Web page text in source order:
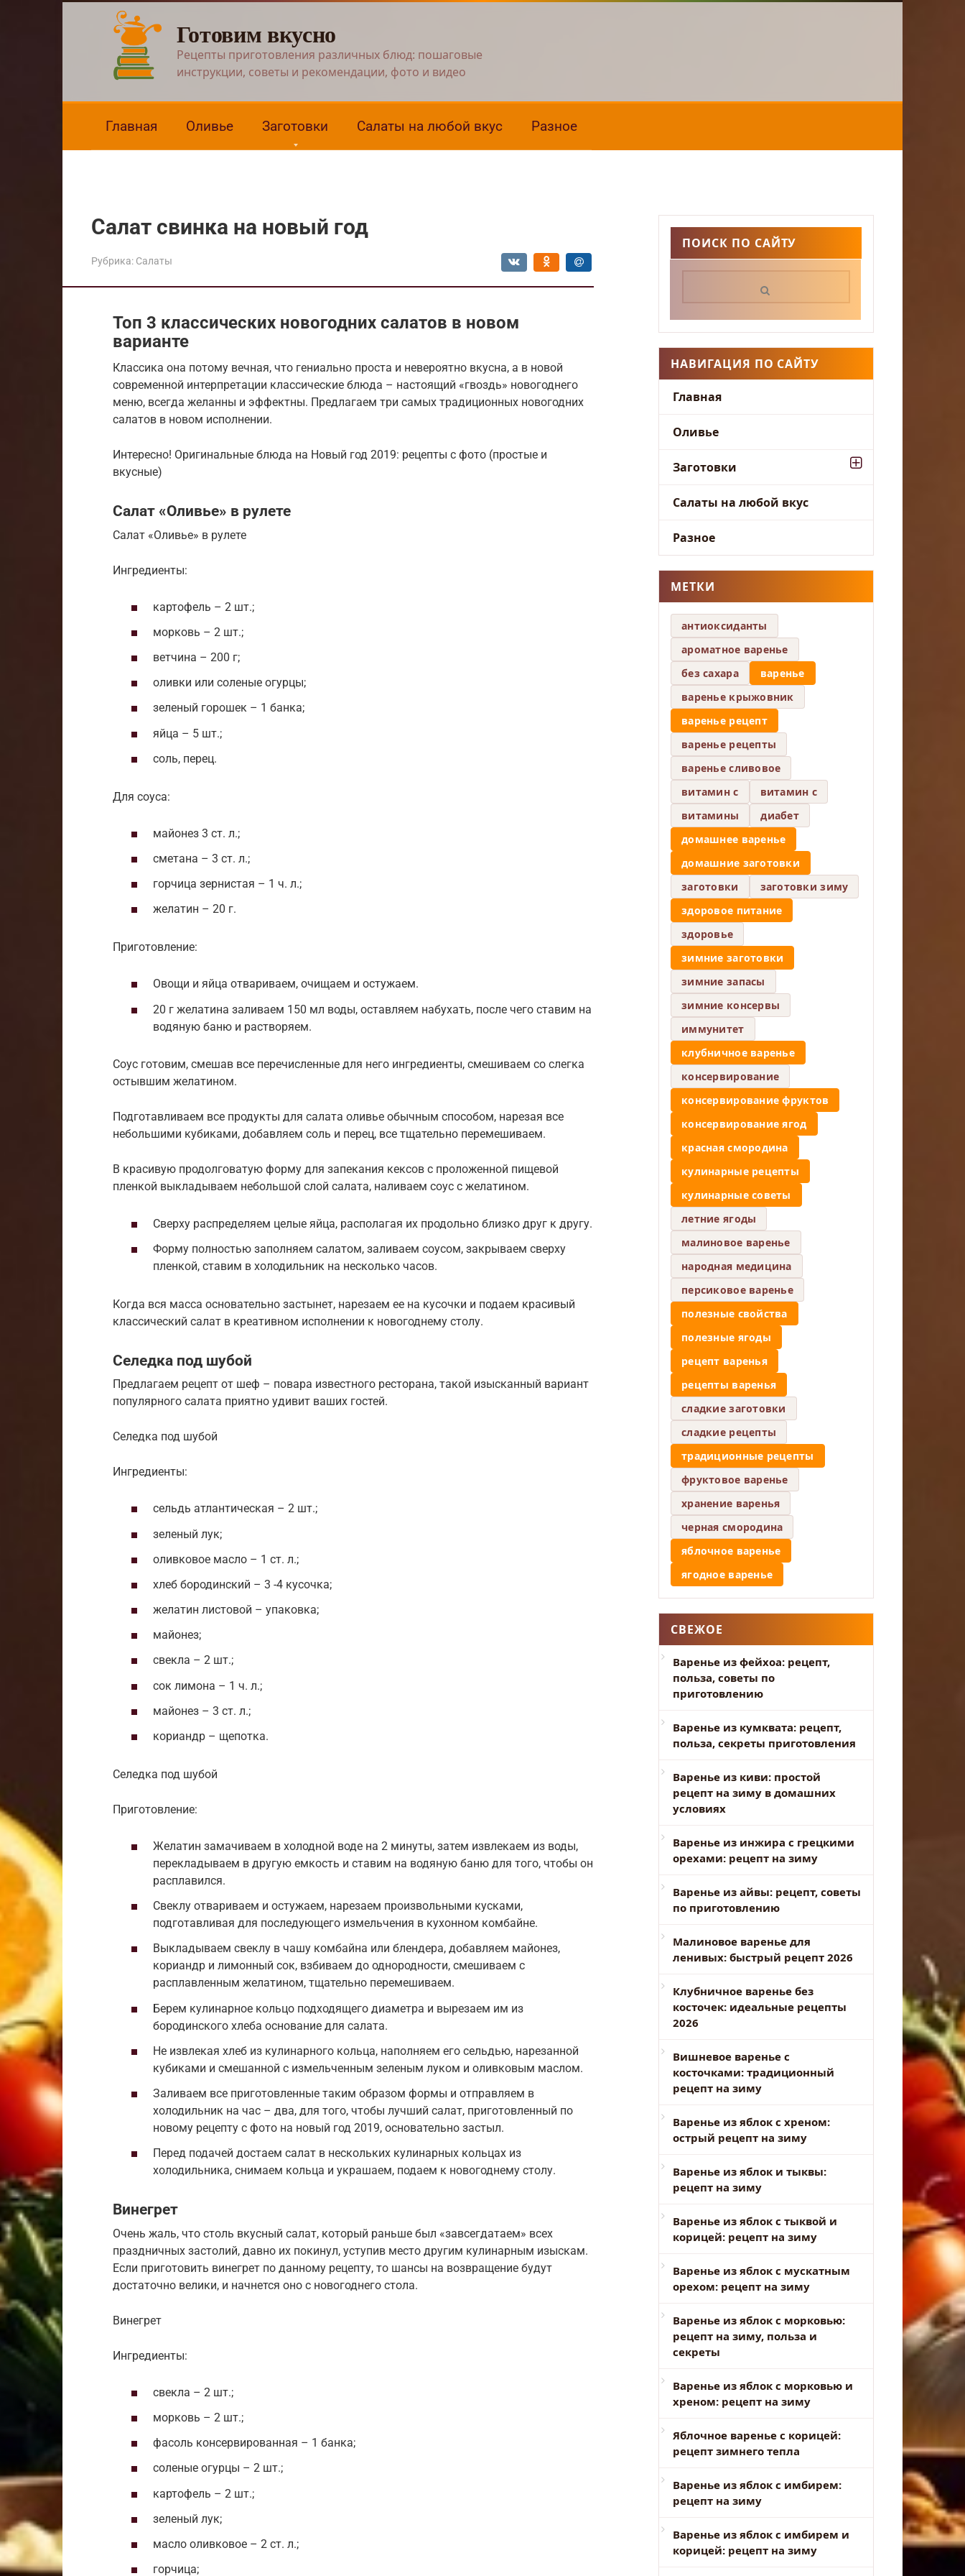
Готовим вкусно
Рецепты приготовления различных блюд: пошаговые
инструкции, советы и рекомендации, фото и видео
Главная Оливье Заготовки Салаты на любой вкус Разное
Салат свинка на новый год
Рубрика: Салаты
Топ 3 классических новогодних салатов в новом
варианте
Классика она потому вечная, что гениально проста и невероятно вкусна, а в новой
современной интерпретации классические блюда – настоящий «гвоздь» новогоднего
меню, всегда желанны и эффектны. Предлагаем три самых традиционных новогодних
салатов в новом исполнении.
Интересно! Оригинальные блюда на Новый год 2019: рецепты с фото (простые и
вкусные)
Салат «Оливье» в рулете
Салат «Оливье» в рулете
Ингредиенты:
картофель – 2 шт.;
морковь – 2 шт.;
ветчина – 200 г;
оливки или соленые огурцы;
зеленый горошек – 1 банка;
яйца – 5 шт.;
соль, перец.
Для соуса:
майонез 3 ст. л.;
сметана – 3 ст. л.;
горчица зернистая – 1 ч. л.;
желатин – 20 г.
Приготовление:
Овощи и яйца отвариваем, очищаем и остужаем.
20 г желатина заливаем 150 мл воды, оставляем набухать, после чего ставим на
водяную баню и растворяем.
Соус готовим, смешав все перечисленные для него ингредиенты, смешиваем со слегка
остывшим желатином.
Подготавливаем все продукты для салата оливье обычным способом, нарезая все
небольшими кубиками, добавляем соль и перец, все тщательно перемешиваем.
В красивую продолговатую форму для запекания кексов с проложенной пищевой
пленкой выкладываем небольшой слой салата, наливаем соус с желатином.
Сверху распределяем целые яйца, располагая их продольно близко друг к другу.
Форму полностью заполняем салатом, заливаем соусом, закрываем сверху
пленкой, ставим в холодильник на несколько часов.
Когда вся масса основательно застынет, нарезаем ее на кусочки и подаем красивый
классический салат в креативном исполнении к новогоднему столу.
Селедка под шубой
Предлагаем рецепт от шеф – повара известного ресторана, такой изысканный вариант
популярного салата приятно удивит ваших гостей.
Селедка под шубой
Ингредиенты:
сельдь атлантическая – 2 шт.;
зеленый лук;
оливковое масло – 1 ст. л.;
хлеб бородинский – 3 -4 кусочка;
желатин листовой – упаковка;
майонез;
свекла – 2 шт.;
сок лимона – 1 ч. л.;
майонез – 3 ст. л.;
кориандр – щепотка.
Селедка под шубой
Приготовление:
Желатин замачиваем в холодной воде на 2 минуты, затем извлекаем из воды,
перекладываем в другую емкость и ставим на водяную баню для того, чтобы он
расплавился.
Свеклу отвариваем и остужаем, нарезаем произвольными кусками,
подготавливая для последующего измельчения в кухонном комбайне.
Выкладываем свеклу в чашу комбайна или блендера, добавляем майонез,
кориандр и лимонный сок, взбиваем до однородности, смешиваем с
расплавленным желатином, тщательно перемешиваем.
Берем кулинарное кольцо подходящего диаметра и вырезаем им из
бородинского хлеба основание для салата.
Не извлекая хлеб из кулинарного кольца, наполняем его сельдью, нарезанной
кубиками и смешанной с измельченным зеленым луком и оливковым маслом.
Заливаем все приготовленные таким образом формы и отправляем в
холодильник на час – два, для того, чтобы лучший салат, приготовленный по
новому рецепту с фото на новый год 2019, основательно застыл.
Перед подачей достаем салат в нескольких кулинарных кольцах из
холодильника, снимаем кольца и украшаем, подаем к новогоднему столу.
Винегрет
Очень жаль, что столь вкусный салат, который раньше был «завсегдатаем» всех
праздничных застолий, давно их покинул, уступив место другим кулинарным изыскам.
Если приготовить винегрет по данному рецепту, то шансы на возвращение будут
достаточно велики, и начнется оно с новогоднего стола.
Винегрет
Ингредиенты:
свекла – 2 шт.;
морковь – 2 шт.;
фасоль консервированная – 1 банка;
соленые огурцы – 2 шт.;
картофель – 2 шт.;
зеленый лук;
масло оливковое – 2 ст. л.;
горчица;
ПОИСК ПО САЙТУ
НАВИГАЦИЯ ПО САЙТУ
Главная
Оливье
Заготовки
Салаты на любой вкус
Разное
МЕТКИ
антиоксиданты
ароматное варенье
без сахара
варенье
варенье крыжовник
варенье рецепт
варенье рецепты
варенье сливовое
витамин c
витамин с
витамины
диабет
домашнее варенье
домашние заготовки
заготовки
заготовки зиму
здоровое питание
здоровье
зимние заготовки
зимние запасы
зимние консервы
иммунитет
клубничное варенье
консервирование
консервирование фруктов
консервирование ягод
красная смородина
кулинарные рецепты
кулинарные советы
летние ягоды
малиновое варенье
народная медицина
персиковое варенье
полезные свойства
полезные ягоды
рецепт варенья
рецепты варенья
сладкие заготовки
сладкие рецепты
традиционные рецепты
фруктовое варенье
хранение варенья
черная смородина
яблочное варенье
ягодное варенье
СВЕЖОЕ
Варенье из фейхоа: рецепт,
польза, советы по
приготовлению
Варенье из кумквата: рецепт,
польза, секреты приготовления
Варенье из киви: простой
рецепт на зиму в домашних
условиях
Варенье из инжира с грецкими
орехами: рецепт на зиму
Варенье из айвы: рецепт, советы
по приготовлению
Малиновое варенье для
ленивых: быстрый рецепт 2026
Клубничное варенье без
косточек: идеальные рецепты
2026
Вишневое варенье с
косточками: традиционный
рецепт на зиму
Варенье из яблок с хреном:
острый рецепт на зиму
Варенье из яблок и тыквы:
рецепт на зиму
Варенье из яблок с тыквой и
корицей: рецепт на зиму
Варенье из яблок с мускатным
орехом: рецепт на зиму
Варенье из яблок с морковью:
рецепт на зиму, польза и
секреты
Варенье из яблок с морковью и
хреном: рецепт на зиму
Яблочное варенье с корицей:
рецепт зимнего тепла
Варенье из яблок с имбирем:
рецепт на зиму
Варенье из яблок с имбирем и
корицей: рецепт на зиму